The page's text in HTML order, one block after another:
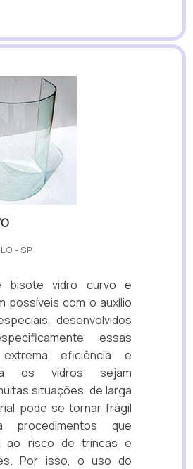
- SP
bisote vidro curvo e
possíveis com o auxílio
desenvolvidos
essas
eficiência e
os vidros sejam
situações, de larga
pode se tornar frágil
que
ao risco de trincas e
Por isso, o uso do